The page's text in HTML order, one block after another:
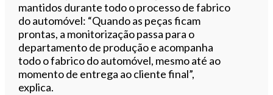
mantidos durante todo o processo de fabrico
do automóvel: “Quando as peças ficam
prontas, a monitorização passa para o
departamento de produção e acompanha
todo o fabrico do automóvel, mesmo até ao
momento de entrega ao cliente final”,
explica.